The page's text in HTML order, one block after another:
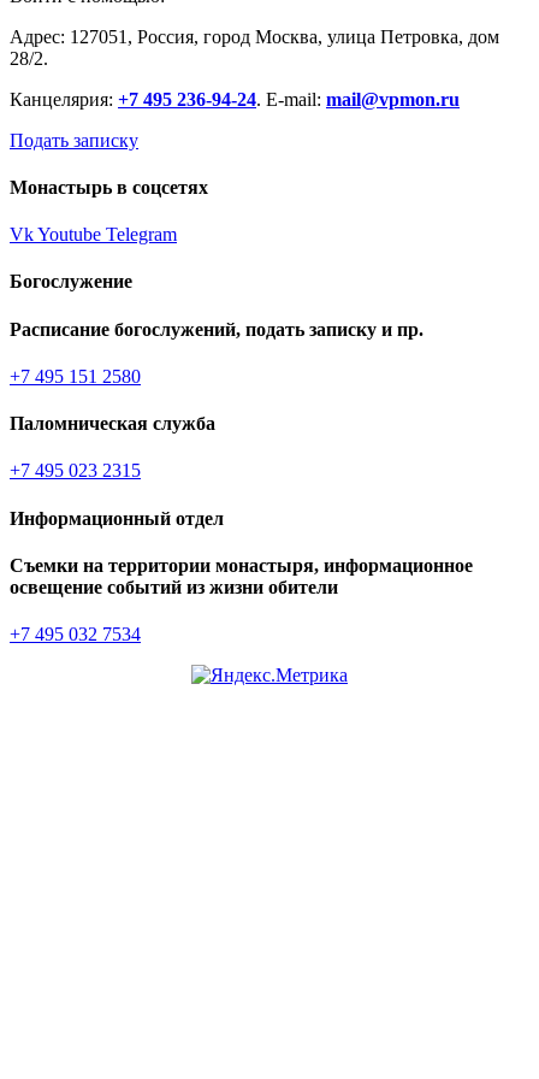
Адрес: 127051, Россия, город Москва, улица Петровка, дом
28/2.
Канцелярия: +7 495 236-94-24. E-mail: mail@vpmon.ru
Подать записку
Монастырь в соцсетях
VkYoutube Telegram
Богослужение
Расписание богослужений, подать записку и пр.
+7 495 151 2580
Паломническая служба
+7 495 023 2315
Информационный отдел
Съемки на территории монастыря, информационное
освещение событий из жизни обители
+7 495 032 7534